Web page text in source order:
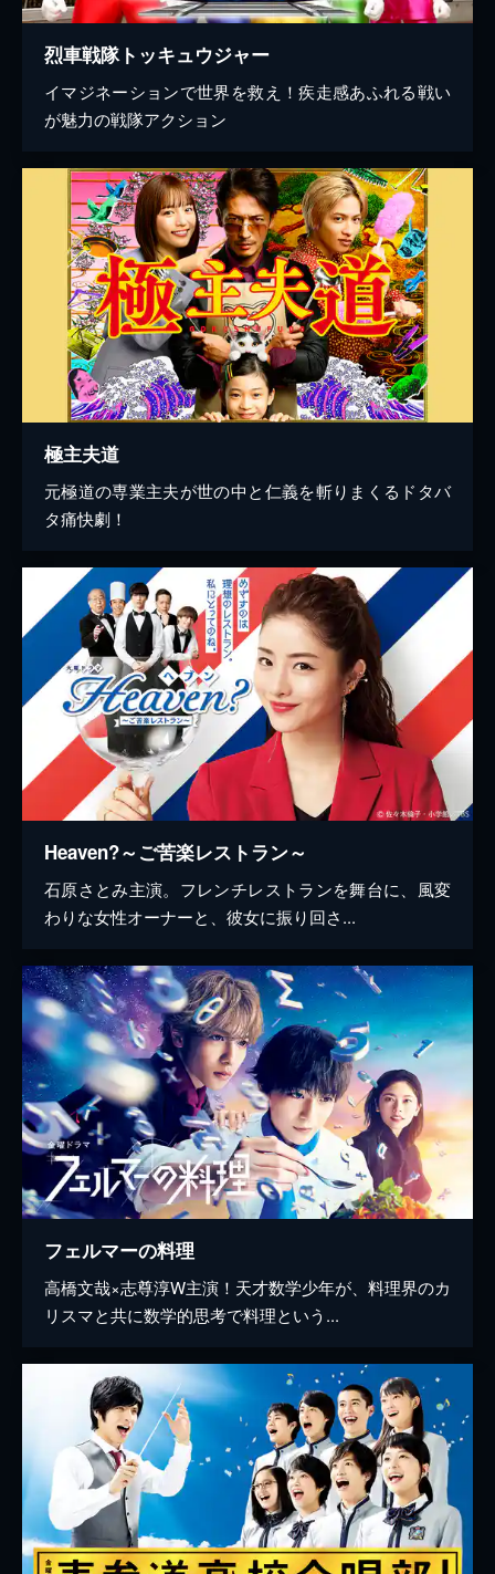
烈車戦隊トッキュウジャー
イマジネーションで世界を救え！疾走感あふれる戦い
が魅力の戦隊アクション
極主夫道
元極道の専業主夫が世の中と仁義を斬りまくるドタバ
タ痛快劇！
Heaven?～ご苦楽レストラン～
石原さとみ主演。フレンチレストランを舞台に、風変
わりな女性オーナーと、彼女に振り回さ...
フェルマーの料理
高橋文哉×志尊淳W主演！天才数学少年が、料理界のカ
リスマと共に数学的思考で料理という...